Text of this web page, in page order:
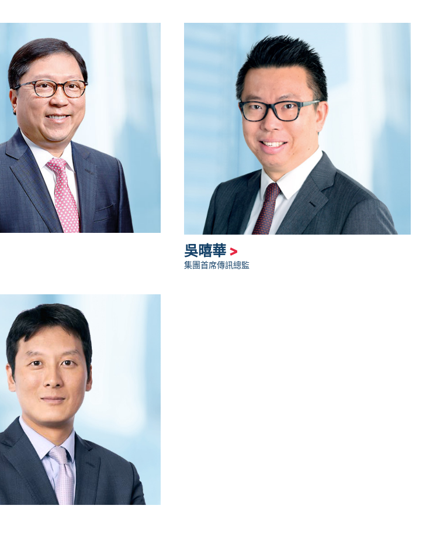
吳暿華 >
集團首席傳訊總監